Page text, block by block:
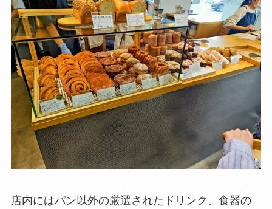
店内にはパン以外の厳選されたドリンク、食器の